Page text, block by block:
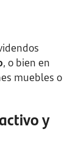
, o bien en
muebles o
y